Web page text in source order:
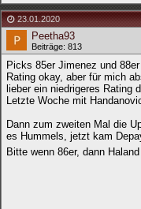
23.01.2020
Peetha93
Beiträge: 813
Picks 85er Jimenez und
Rating okay, aber für mich
lieber ein niedrigeres Rating
Letzte Woche mit
Dann zum zweiten Mal die
es Hummels, jetzt kam
Bitte wenn 86er, dann Haland